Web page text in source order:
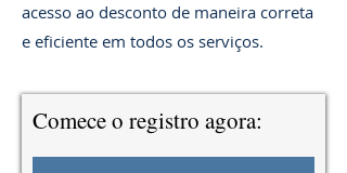
acesso ao desconto de maneira correta
e eficiente em todos os serviços.
Comece o registro agora: